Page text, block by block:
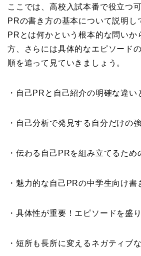
ここでは、高校入試本番で役立つ
PRの書き方の基本について説明し
PRとは何かという根本的な問いか
方、さらには具体的なエピソード
順を追って見ていきましょう。
・自己PRと自己紹介の明確な違い
・自己分析で発見する自分だけの
・伝わる自己PRを組み立てるため
・魅力的な自己PRの中学生向け書
・具体性が重要！エピソードを盛
・短所も長所に変えるネガティブ